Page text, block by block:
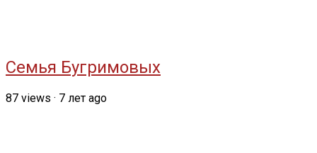
Семья Бугримовых
87 views · 7 лет ago